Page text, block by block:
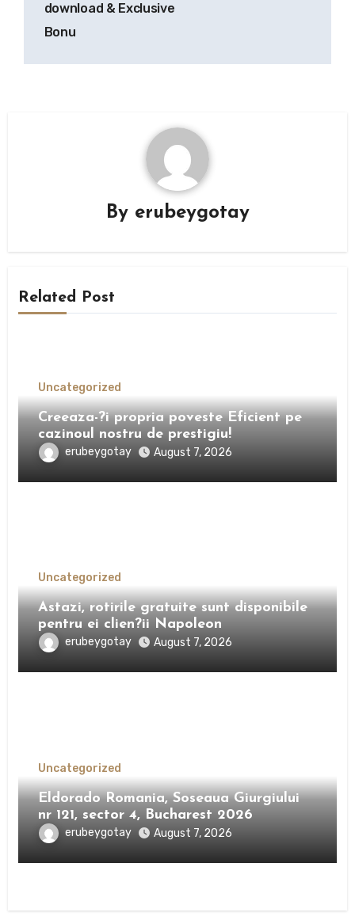
download & Exclusive
Bonu
By erubeygotay
Related Post
Uncategorized
Creeaza-?i propria poveste Eficient pe
cazinoul nostru de prestigiu!
erubeygotay August 7, 2026
Uncategorized
Astazi, rotirile gratuite sunt disponibile
pentru ei clien?ii Napoleon
erubeygotay August 7, 2026
Uncategorized
Eldorado Romania, Soseaua Giurgiului
nr 121, sector 4, Bucharest 2026
erubeygotay August 7, 2026